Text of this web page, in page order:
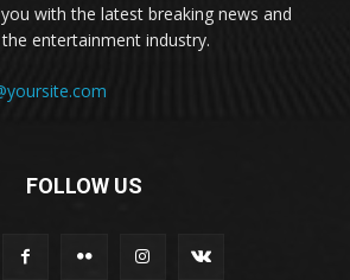
with the latest breaking news and
entertainment industry.
FOLLOW US